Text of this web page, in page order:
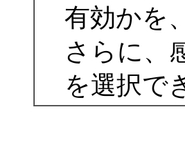
有効かを
さらに、
を選択で